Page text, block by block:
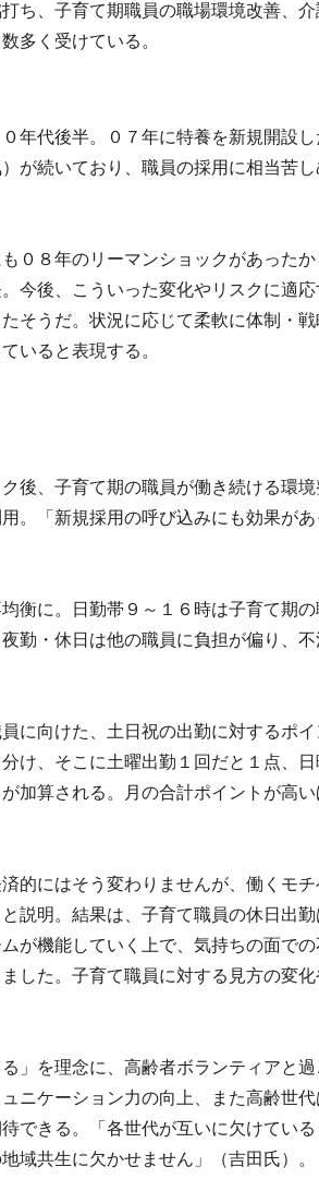
ち、子育て期職員の職場環境改善、
多く受けている。
年代後半。０７年に特養を新規開設し
が続いており、職員の採用に相当苦
０８年のリーマンショックがあったか
今後、こういった変化やリスクに適応
そうだ。状況に応じて柔軟に体制・
いると表現する。
後、子育て期の職員が働き続ける環境
。「新規採用の呼び込みにも効果があ
衡に。日勤帯９～１６時は子育て期の
勤・休日は他の職員に負担が偏り、
に向けた、土日祝の出勤に対するポイ
け、そこに土曜出勤１回だと１点、日
加算される。月の合計ポイントが高い
的にはそう変わりませんが、働くモチ
説明。結果は、子育て職員の休日出勤
が機能していく上で、気持ちの面で
した。子育て職員に対する見方の変化
」を理念に、高齢者ボランティアと
ニケーション力の向上、また高齢世
できる。「各世代が互いに欠けている
域共生に欠かせません」（吉田氏）。